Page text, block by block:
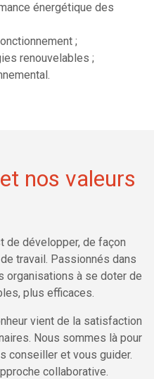
énergétique des
;
renouvelables ;
nos valeurs
de développer, de façon
travail. Passionnés dans
organisations à se doter de
plus efficaces.
vient de la satisfaction
Nous sommes là pour
conseiller et vous guider.
collaborative.